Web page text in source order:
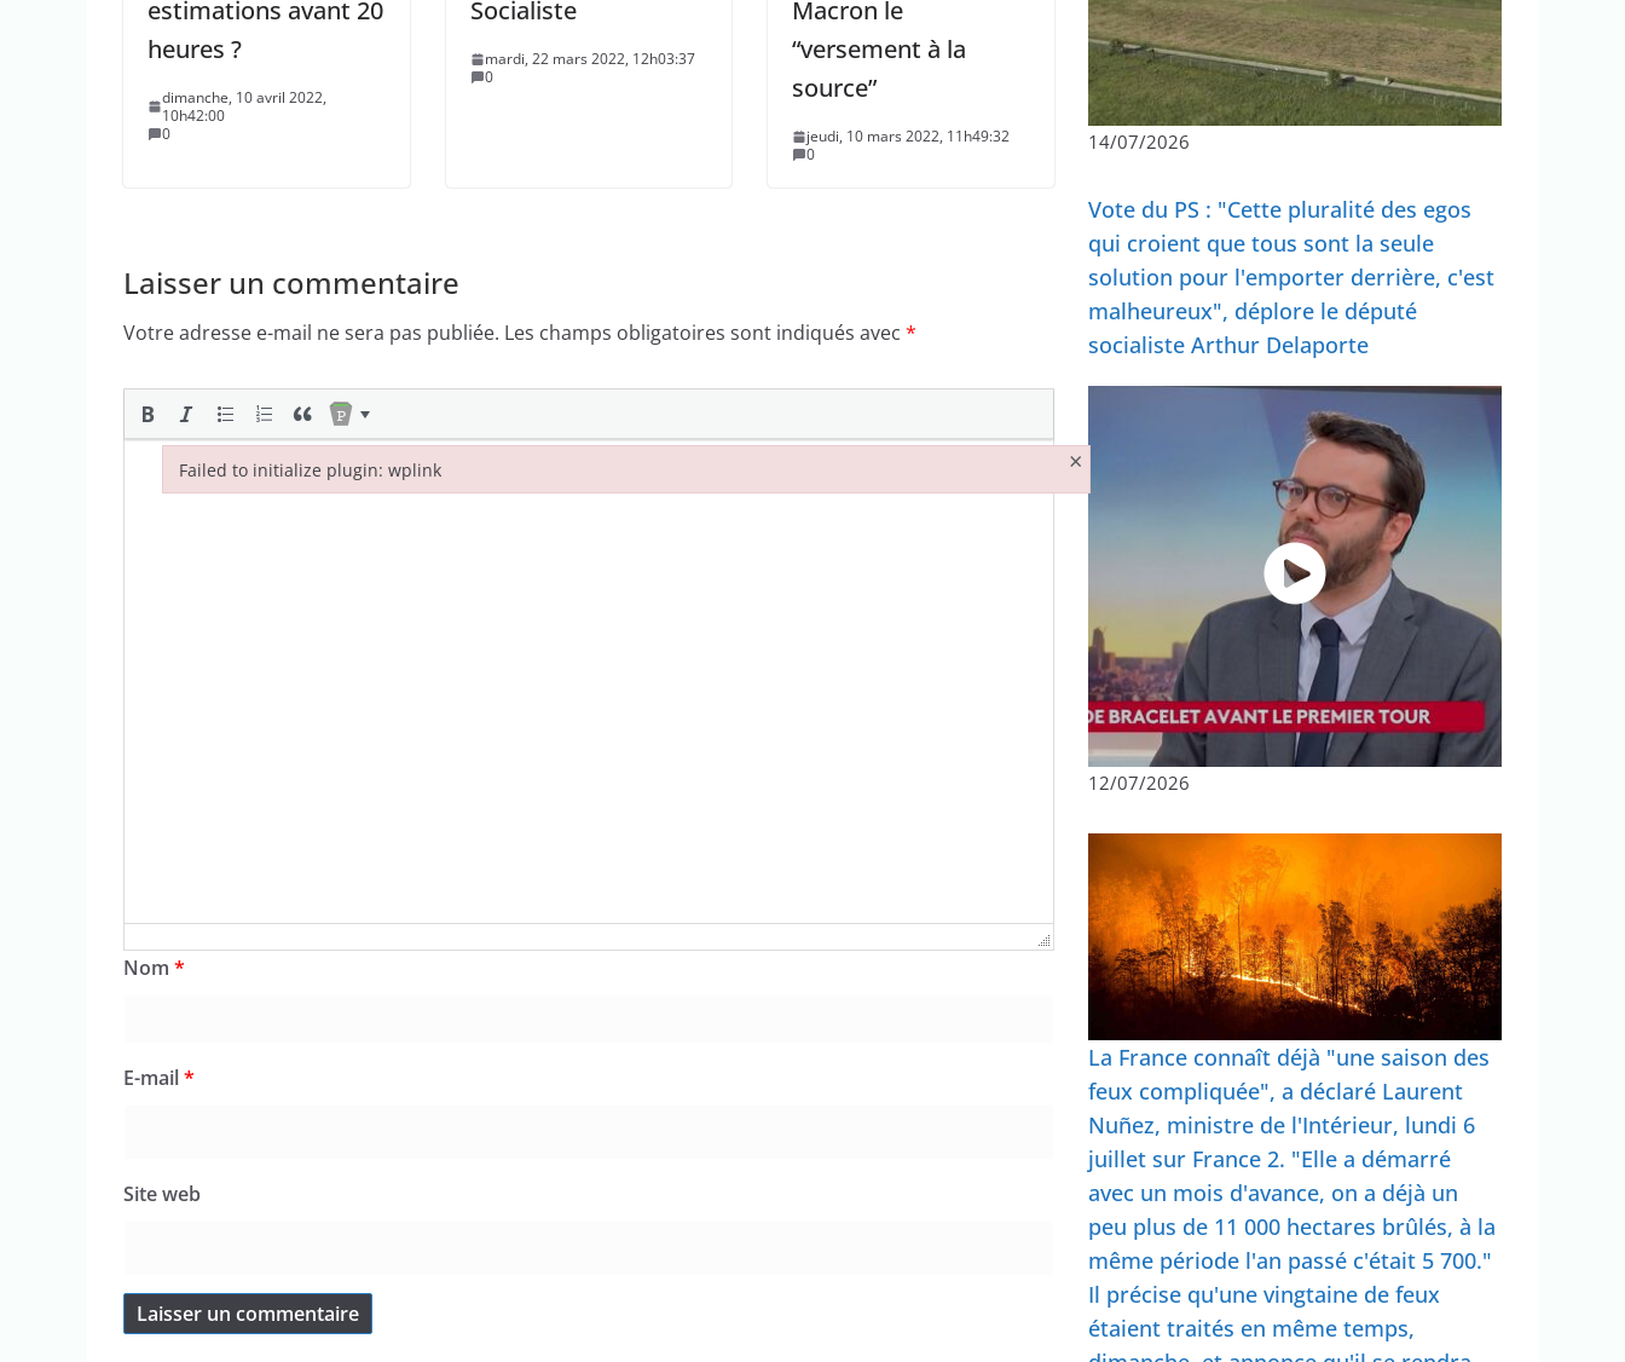
estimations avant 20
heures ?
dimanche, 10 avril 2022,
10h42:00
0
Socialiste
mardi, 22 mars 2022, 12h03:37
0
Macron le
“versement à la
source”
jeudi, 10 mars 2022, 11h49:32
0
Laisser un commentaire
Votre adresse e-mail ne sera pas publiée. Les champs obligatoires sont indiqués avec *
Nom *
E-mail*
Site web
14/07/2026
Vote du PS : "Cette pluralité des egos
qui croient que tous sont la seule
solution pour l'emporter derrière, c'est
malheureux", déplore le député
socialiste Arthur Delaporte
12/07/2026
La France connaît déjà "une saison des
feux compliquée", a déclaré Laurent
Nuñez, ministre de l'Intérieur, lundi 6
juillet sur France 2. "Elle a démarré
avec un mois d'avance, on a déjà un
peu plus de 11 000 hectares brûlés, à la
même période l'an passé c'était 5 700."
Il précise qu'une vingtaine de feux
étaient traités en même temps,
Failed to initialize plugin: wplink ×
Failed to initialize plugin: wplink